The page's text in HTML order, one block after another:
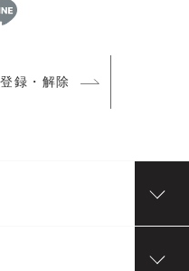
録・解除